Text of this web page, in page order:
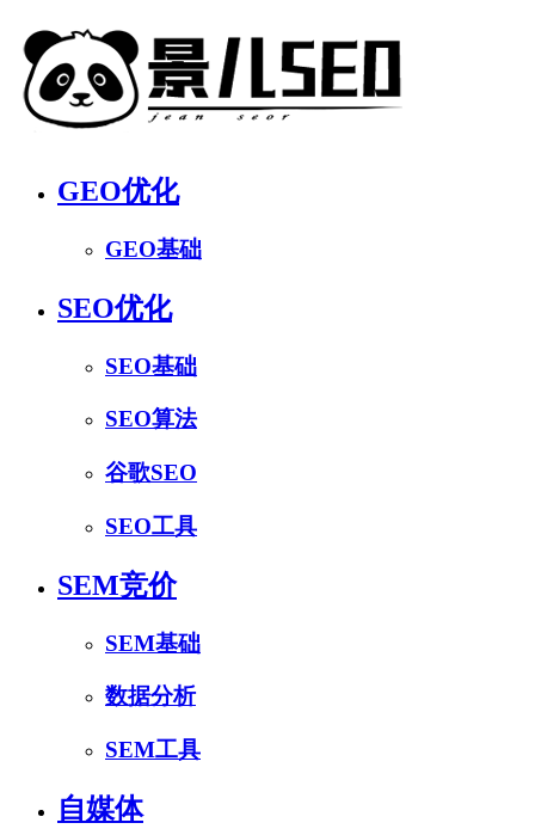
GEO优化
GEO基础
SEO优化
SEO基础
SEO算法
谷歌SEO
SEO工具
SEM竞价
SEM基础
数据分析
SEM工具
自媒体